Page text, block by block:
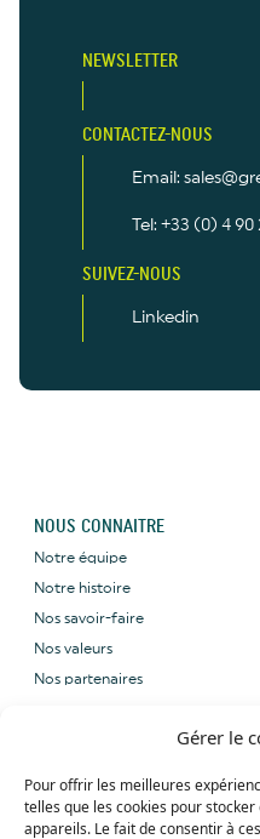
Gérer le
Pour offrir les meilleures
telles que les cookies pour
appareils. Le fait de consentir à
NEWSLETTER
CONTACTEZ-NOUS
Email:
Tel: +33 (0) 4 90
SUIVEZ-NOUS
Linkedin
NOUS CONNAITRE
Notre équipe
Notre histoire
Nos savoir-faire
Nos valeurs
Nos partenaires
provence.com